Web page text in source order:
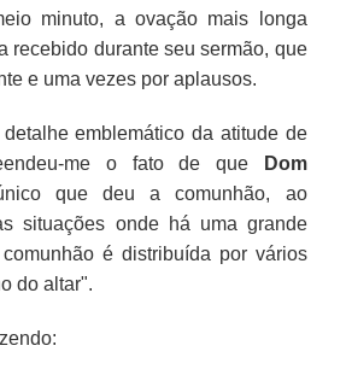
minuto, a ovação mais longa
recebido durante seu sermão, que
e uma vezes por aplausos.
emblemático da atitude de
me o fato de que
Dom
que deu a comunhão, ao
situações onde há uma grande
é distribuída por vários
do altar".